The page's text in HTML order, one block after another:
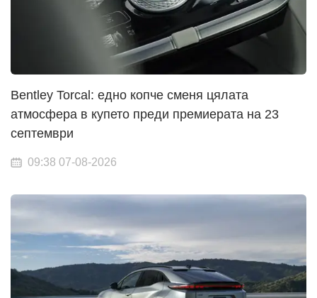
Bentley Torcal: едно копче сменя цялата
атмосфера в купето преди премиерата на 23
септември
09:38 07-08-2026